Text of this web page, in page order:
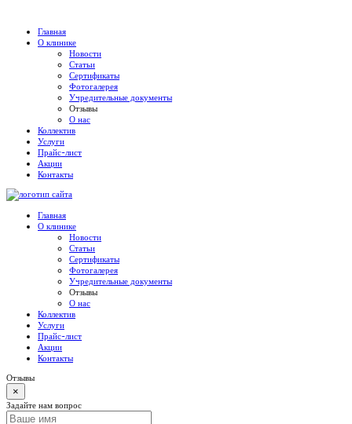
Главная
О клинике
Новости
Статьи
Сертификаты
Фотогалерея
Учредительные документы
Отзывы
О нас
Коллектив
Услуги
Прайс-лист
Акции
Контакты
Главная
О клинике
Новости
Статьи
Сертификаты
Фотогалерея
Учредительные документы
Отзывы
О нас
Коллектив
Услуги
Прайс-лист
Акции
Контакты
Отзывы
×
Задайте нам вопрос